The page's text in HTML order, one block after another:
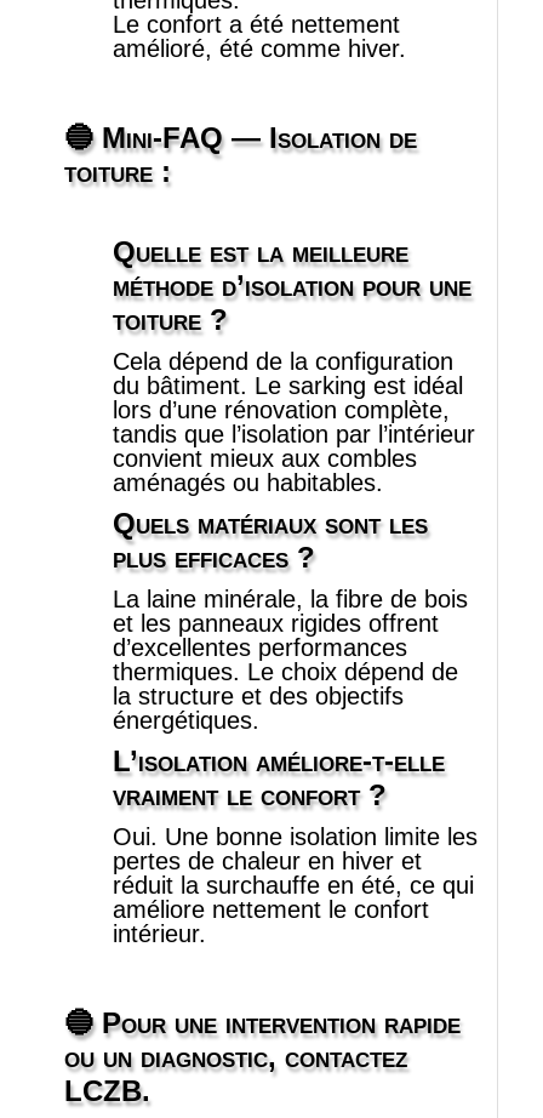
Le confort a été nettement
amélioré, été comme hiver.
🔵 Mini‑FAQ— Isolation de
toiture :
Quelle est la meilleure
méthode d’isolation pour une
toiture ?
Cela dépend de la configuration
du bâtiment. Le sarking est idéal
lors d’une rénovation complète,
tandis que l’isolation par l’intérieur
convient mieux aux combles
aménagés ou habitables.
Quels matériaux sont les
plus efficaces ?
La laine minérale, la fibre de bois
et les panneaux rigides offrent
d’excellentes performances
thermiques. Le choix dépend de
la structure et des objectifs
énergétiques.
L’isolation améliore‑t‑elle
vraiment le confort ?
Oui. Une bonne isolation limite les
pertes de chaleur en hiver et
réduit la surchauffe en été, ce qui
améliore nettement le confort
intérieur.
🔵 Pour une intervention rapide
ou un diagnostic, contactez
LCZB.